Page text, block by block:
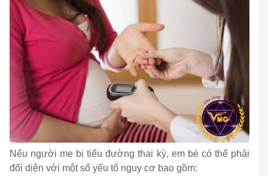
Nếu người mẹ bị tiểu đường thai kỳ, em bé có thể phải
đối diện với một số yếu tố nguy cơ bao gồm: